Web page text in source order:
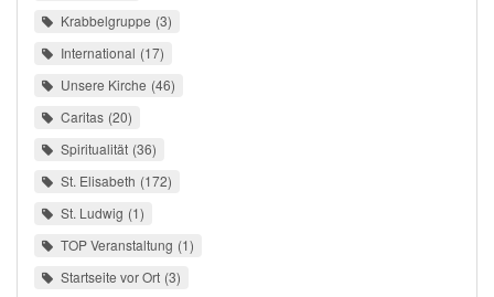
Krabbelgruppe 3
International 17
Unsere Kirche 46
Caritas 20
Spiritualität 36
St. Elisabeth 172
St. Ludwig 1
TOP Veranstaltung 1
Startseite vor Ort 3